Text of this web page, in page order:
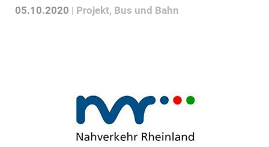
05.10.2020 Projekt Bus und Bahn